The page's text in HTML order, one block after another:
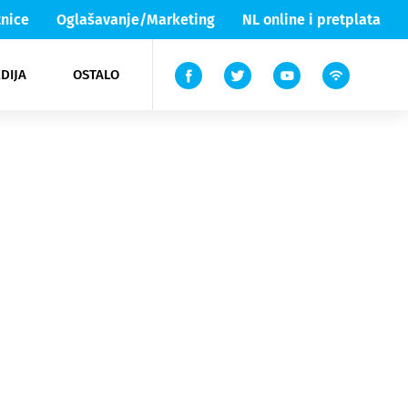
Oglašavanje/Marketing NL online i pretplata
OSTALO
Lika & Senj
TV